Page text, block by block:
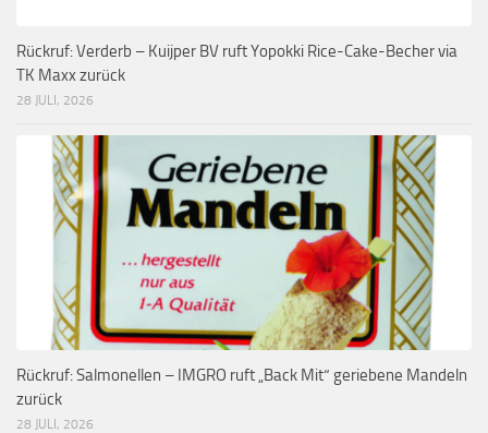
Rückruf: Verderb – Kuijper BV ruft Yopokki Rice-Cake-Becher via
TK Maxx zurück
28 JULI, 2026
Rückruf: Salmonellen – IMGRO ruft „Back Mit“ geriebene Mandeln
zurück
28 JULI, 2026